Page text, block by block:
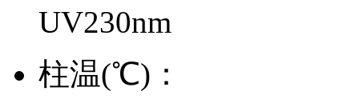
UV230nm
柱温(℃)：